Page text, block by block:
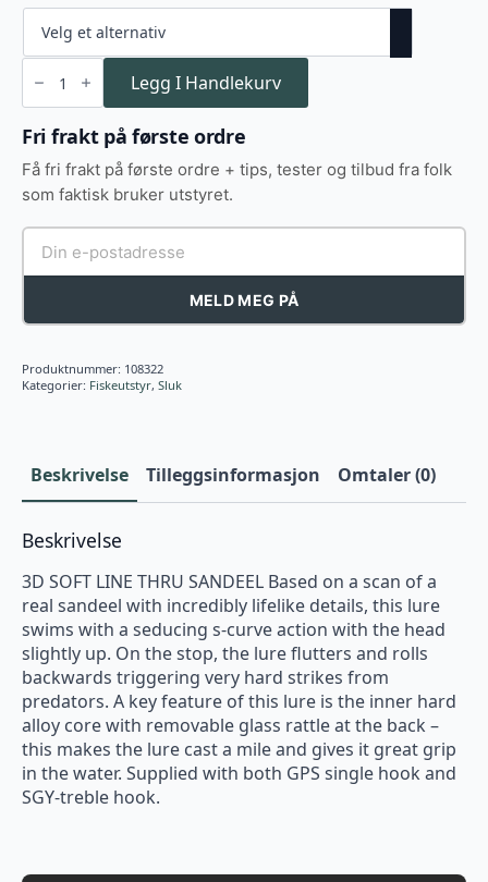
3D
Soft
Thru
Sandeel
12.5cm
Legg I Handlekurv
Fri frakt på første ordre
Få fri frakt på første ordre + tips, tester og tilbud fra folk
som faktisk bruker utstyret.
MELD MEG PÅ
Produktnummer: 108322
Kategorier: Fiskeutstyr, Sluk
Beskrivelse Tilleggsinformasjon Omtaler (0)
Beskrivelse
3D SOFT LINE THRU SANDEEL Based on a scan of a
real sandeel with incredibly lifelike details, this lure
swims with a seducing s-curve action with the head
slightly up. On the stop, the lure flutters and rolls
backwards triggering very hard strikes from
predators. A key feature of this lure is the inner hard
alloy core with removable glass rattle at the back –
this makes the lure cast a mile and gives it great grip
in the water. Supplied with both GPS single hook and
SGY-treble hook.